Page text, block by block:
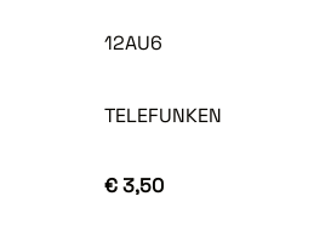
12AU6
TELEFUNKEN
€ 3,50